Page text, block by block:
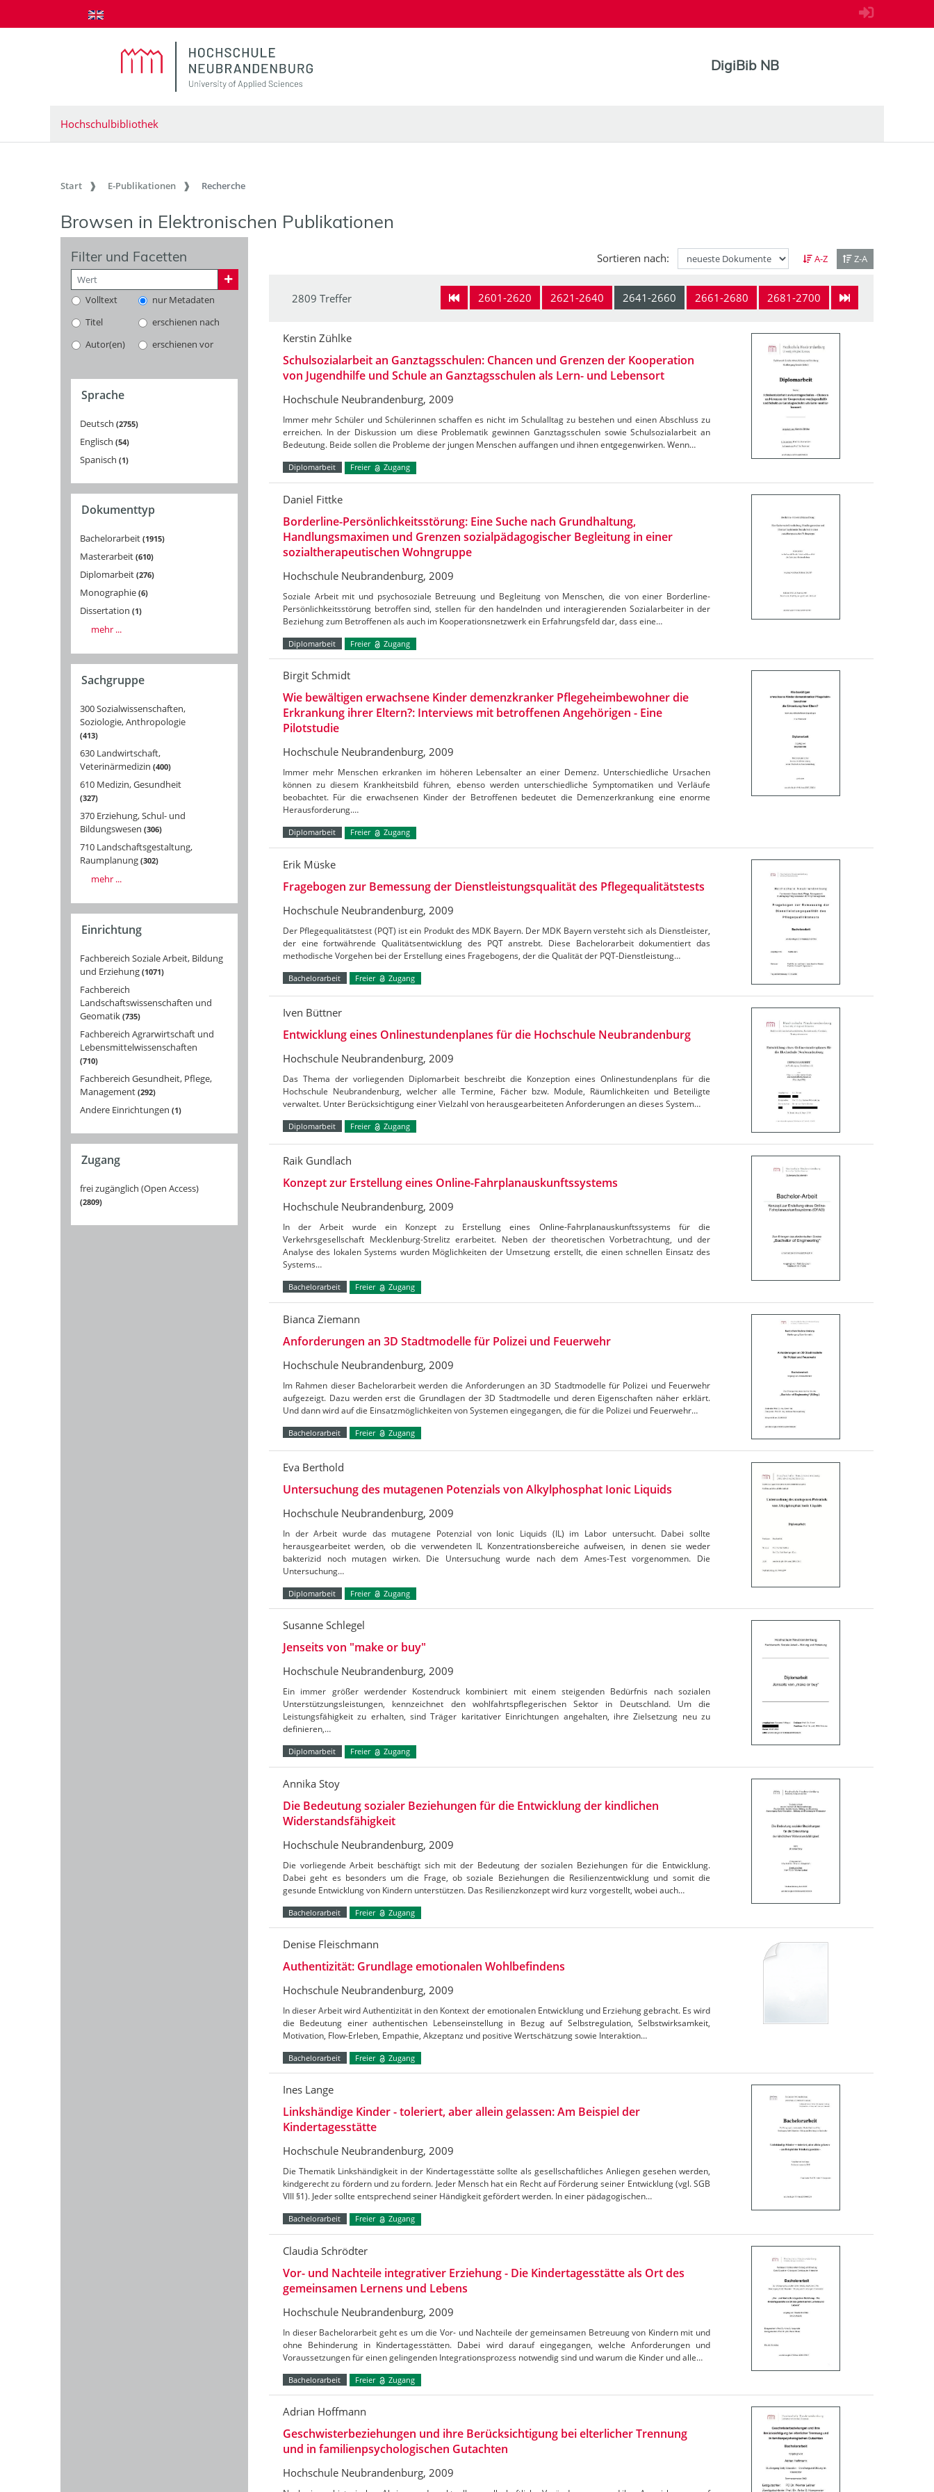
zum Inhalt springen
DigiBib NB
Hochschulbibliothek
Start E-Publikationen Recherche
Browsen in Elektronischen Publikationen
Filter und Facetten
Volltext
nur Metadaten
Titel
erschienen nach
Autor(en)
erschienen vor
Sprache
Deutsch 2755
Englisch 54
Spanisch 1
Dokumenttyp
Bachelorarbeit 1915
Masterarbeit 610
Diplomarbeit 276
Monographie 6
Dissertation 1
mehr ...
Sachgruppe
300 Sozialwissenschaften,
Soziologie, Anthropologie
413
630 Landwirtschaft,
Veterinärmedizin 400
610 Medizin, Gesundheit
327
370 Erziehung, Schul- und
Bildungswesen 306
710 Landschaftsgestaltung,
Raumplanung 302
mehr ...
Einrichtung
Fachbereich Soziale Arbeit, Bildung
und Erziehung 1071
Fachbereich
Landschaftswissenschaften und
Geomatik 735
Fachbereich Agrarwirtschaft und
Lebensmittelwissenschaften
710
Fachbereich Gesundheit, Pflege,
Management 292
Andere Einrichtungen 1
Zugang
frei zugänglich (Open Access)
2809
Sortieren nach: A-Z Z-A
2601-2620 2621-2640 2641-2660 2661-2680 2681-2700
2809 Treffer
Kerstin Zühlke
Schulsozialarbeit an Ganztagsschulen: Chancen und Grenzen der Kooperation
von Jugendhilfe und Schule an Ganztagsschulen als Lern- und Lebensort
Hochschule Neubrandenburg, 2009
Immer mehr Schüler und Schülerinnen schaffen es nicht im Schulalltag zu bestehen und einen Abschluss zu
erreichen. In der Diskussion um diese Problematik gewinnen Ganztagsschulen sowie Schulsozialarbeit an
Bedeutung. Beide sollen die Probleme der jungen Menschen auffangen und ihnen entgegenwirken. Wenn…
Diplomarbeit Freier Zugang
Daniel Fittke
Borderline-Persönlichkeitsstörung: Eine Suche nach Grundhaltung,
Handlungsmaximen und Grenzen sozialpädagogischer Begleitung in einer
sozialtherapeutischen Wohngruppe
Hochschule Neubrandenburg, 2009
Soziale Arbeit mit und psychosoziale Betreuung und Begleitung von Menschen, die von einer Borderline-
Persönlichkeitsstörung betroffen sind, stellen für den handelnden und interagierenden Sozialarbeiter in der
Beziehung zum Betroffenen als auch im Kooperationsnetzwerk ein Erfahrungsfeld dar, dass eine…
Diplomarbeit Freier Zugang
Birgit Schmidt
Wie bewältigen erwachsene Kinder demenzkranker Pflegeheimbewohner die
Erkrankung ihrer Eltern?: Interviews mit betroffenen Angehörigen - Eine
Pilotstudie
Hochschule Neubrandenburg, 2009
Immer mehr Menschen erkranken im höheren Lebensalter an einer Demenz. Unterschiedliche Ursachen
können zu diesem Krankheitsbild führen, ebenso werden unterschiedliche Symptomatiken und Verläufe
beobachtet. Für die erwachsenen Kinder der Betroffenen bedeutet die Demenzerkrankung eine enorme
Herausforderung.…
Diplomarbeit Freier Zugang
Erik Müske
Fragebogen zur Bemessung der Dienstleistungsqualität des Pflegequalitätstests
Hochschule Neubrandenburg, 2009
Der Pflegequalitätstest (PQT) ist ein Produkt des MDK Bayern. Der MDK Bayern versteht sich als Dienstleister,
der eine fortwährende Qualitätsentwicklung des PQT anstrebt. Diese Bachelorarbeit dokumentiert das
methodische Vorgehen bei der Erstellung eines Fragebogens, der die Qualität der PQT-Dienstleistung…
Bachelorarbeit Freier Zugang
Iven Büttner
Entwicklung eines Onlinestundenplanes für die Hochschule Neubrandenburg
Hochschule Neubrandenburg, 2009
Das Thema der vorliegenden Diplomarbeit beschreibt die Konzeption eines Onlinestundenplans für die
Hochschule Neubrandenburg, welcher alle Termine, Fächer bzw. Module, Räumlichkeiten und Beteiligte
verwaltet. Unter Berücksichtigung einer Vielzahl von herausgearbeiteten Anforderungen an dieses System…
Diplomarbeit Freier Zugang
Raik Gundlach
Konzept zur Erstellung eines Online-Fahrplanauskunftssystems
Hochschule Neubrandenburg, 2009
In der Arbeit wurde ein Konzept zu Erstellung eines Online-Fahrplanauskunftssystems für die
Verkehrsgesellschaft Mecklenburg-Strelitz erarbeitet. Neben der theoretischen Vorbetrachtung, und der
Analyse des lokalen Systems wurden Möglichkeiten der Umsetzung erstellt, die einen schnellen Einsatz des
Systems…
Bachelorarbeit Freier Zugang
Bianca Ziemann
Anforderungen an 3D Stadtmodelle für Polizei und Feuerwehr
Hochschule Neubrandenburg, 2009
Im Rahmen dieser Bachelorarbeit werden die Anforderungen an 3D Stadtmodelle für Polizei und Feuerwehr
aufgezeigt. Dazu werden erst die Grundlagen der 3D Stadtmodelle und deren Eigenschaften näher erklärt.
Und dann wird auf die Einsatzmöglichkeiten von Systemen eingegangen, die für die Polizei und Feuerwehr…
Bachelorarbeit Freier Zugang
Eva Berthold
Untersuchung des mutagenen Potenzials von Alkylphosphat Ionic Liquids
Hochschule Neubrandenburg, 2009
In der Arbeit wurde das mutagene Potenzial von Ionic Liquids (IL) im Labor untersucht. Dabei sollte
herausgearbeitet werden, ob die verwendeten IL Konzentrationsbereiche aufweisen, in denen sie weder
bakterizid noch mutagen wirken. Die Untersuchung wurde nach dem Ames-Test vorgenommen. Die
Untersuchung…
Diplomarbeit Freier Zugang
Susanne Schlegel
Jenseits von "make or buy"
Hochschule Neubrandenburg, 2009
Ein immer größer werdender Kostendruck kombiniert mit einem steigenden Bedürfnis nach sozialen
Unterstützungsleistungen, kennzeichnet den wohlfahrtspflegerischen Sektor in Deutschland. Um die
Leistungsfähigkeit zu erhalten, sind Träger karitativer Einrichtungen angehalten, ihre Zielsetzung neu zu
definieren,…
Diplomarbeit Freier Zugang
Annika Stoy
Die Bedeutung sozialer Beziehungen für die Entwicklung der kindlichen
Widerstandsfähigkeit
Hochschule Neubrandenburg, 2009
Die vorliegende Arbeit beschäftigt sich mit der Bedeutung der sozialen Beziehungen für die Entwicklung.
Dabei geht es besonders um die Frage, ob soziale Beziehungen die Resilienzentwicklung und somit die
gesunde Entwicklung von Kindern unterstützen. Das Resilienzkonzept wird kurz vorgestellt, wobei auch…
Bachelorarbeit Freier Zugang
Denise Fleischmann
Authentizität: Grundlage emotionalen Wohlbefindens
Hochschule Neubrandenburg, 2009
In dieser Arbeit wird Authentizität in den Kontext der emotionalen Entwicklung und Erziehung gebracht. Es wird
die Bedeutung einer authentischen Lebenseinstellung in Bezug auf Selbstregulation, Selbstwirksamkeit,
Motivation, Flow-Erleben, Empathie, Akzeptanz und positive Wertschätzung sowie Interaktion…
Bachelorarbeit Freier Zugang
Ines Lange
Linkshändige Kinder - toleriert, aber allein gelassen: Am Beispiel der
Kindertagesstätte
Hochschule Neubrandenburg, 2009
Die Thematik Linkshändigkeit in der Kindertagesstätte sollte als gesellschaftliches Anliegen gesehen werden,
kindgerecht zu fördern und zu fordern. Jeder Mensch hat ein Recht auf Förderung seiner Entwicklung (vgl. SGB
VIII §1). Jeder sollte entsprechend seiner Händigkeit gefördert werden. In einer pädagogischen…
Bachelorarbeit Freier Zugang
Claudia Schrödter
Vor- und Nachteile integrativer Erziehung - Die Kindertagesstätte als Ort des
gemeinsamen Lernens und Lebens
Hochschule Neubrandenburg, 2009
In dieser Bachelorarbeit geht es um die Vor- und Nachteile der gemeinsamen Betreuung von Kindern mit und
ohne Behinderung in Kindertagesstätten. Dabei wird darauf eingegangen, welche Anforderungen und
Voraussetzungen für einen gelingenden Integrationsprozess notwendig sind und warum die Kinder und alle…
Bachelorarbeit Freier Zugang
Adrian Hoffmann
Geschwisterbeziehungen und ihre Berücksichtigung bei elterlicher Trennung
und in familienpsychologischen Gutachten
Hochschule Neubrandenburg, 2009